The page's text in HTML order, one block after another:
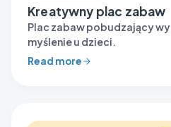
Kreatywny plac zabaw
Plac zabaw pobudzający
myślenie u dzieci.
Read more